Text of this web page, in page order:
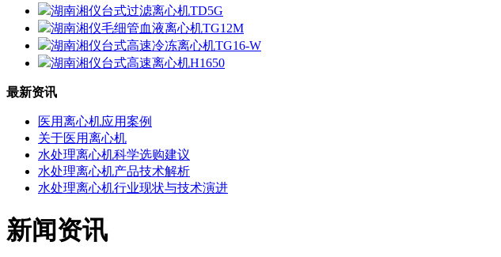
湖南湘仪台式过滤离心机TD5G
湖南湘仪毛细管血液离心机TG12M
湖南湘仪台式高速冷冻离心机TG16-W
湖南湘仪台式高速离心机H1650
最新资讯
医用离心机应用案例
关于医用离心机
水处理离心机科学选购建议
水处理离心机产品技术解析
水处理离心机行业现状与技术演进
新闻资讯